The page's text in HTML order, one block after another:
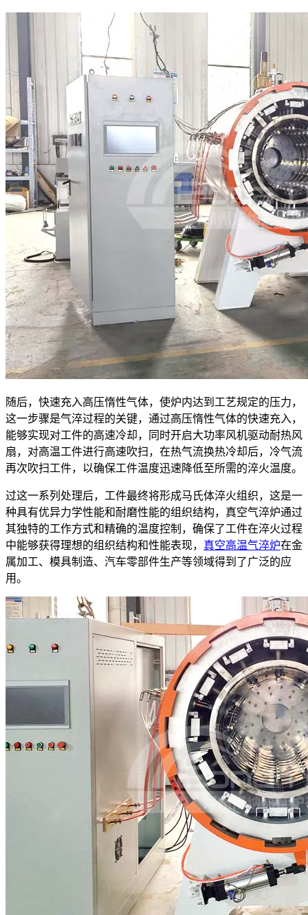
随后，快速充入高压惰性气体，使炉内达到工艺规定的压力，
这一步骤是气淬过程的关键，通过高压惰性气体的快速充入，
能够实现对工件的高速冷却，同时开启大功率风机驱动耐热风
扇，对高温工件进行高速吹扫，在热气流换热冷却后，冷气流
再次吹扫工件，以确保工件温度迅速降低至所需的淬火温度。
过这一系列处理后，工件最终将形成马氏体淬火组织，这是一
种具有优异力学性能和耐磨性能的组织结构，真空气淬炉通过
其独特的工作方式和精确的温度控制，确保了工件在淬火过程
中能够获得理想的组织结构和性能表现， 真空高温气淬炉在金
属加工、模具制造、汽车零部件生产等领域得到了广泛的应
用。